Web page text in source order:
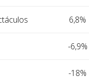
6,8%
-6,9%
-18%